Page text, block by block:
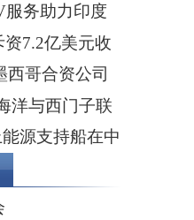
服务助力印度
7.2亿美元收
路斯子公司
西哥合资公司
收购，交易额
洋与西门子联
拟造船平台
能源支持船在中